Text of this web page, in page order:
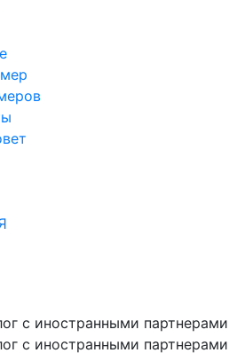
с иностранными партнерами
с иностранными партнерами